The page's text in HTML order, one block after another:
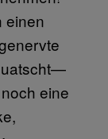
einen
eine